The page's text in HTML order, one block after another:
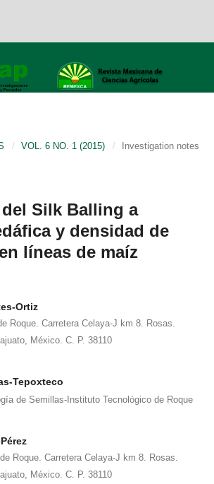
/ VOL. 6 NO. 1 (2015) / Investigation notes
Silk Balling a
y densidad de
líneas de maíz
Ortiz
Roque. Carretera Celaya-J km 8. Rosas.
México. C. P. 38110
Tepoxteco
de Semillas-Instituto Tecnológico de Roque
Roque. Carretera Celaya-J km 8. Rosas.
México. C. P. 38110